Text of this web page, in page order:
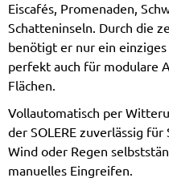
Eiscafés, Promenaden,
Schatteninseln. Durch die
benötigt er nur ein
perfekt auch für modulare
Flächen.
Vollautomatisch per
der SOLERE zuverlässig
Wind oder Regen
manuelles Eingreifen.